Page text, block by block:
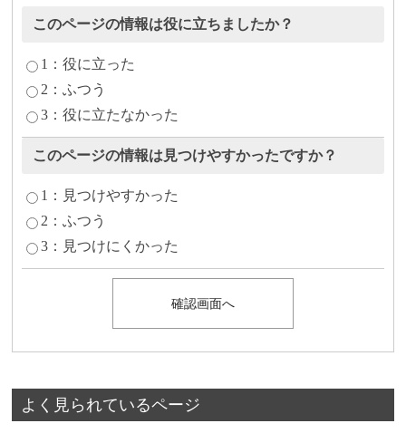
このページの情報は役に立ちましたか？
1：役に立った
2：ふつう
3：役に立たなかった
このページの情報は見つけやすかったですか？
1：見つけやすかった
2：ふつう
3：見つけにくかった
よく見られているページ